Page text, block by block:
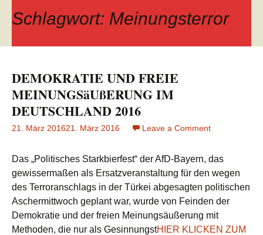
Schlagwort: Meinungsterror
DEMOKRATIE UND FREIE
MEINUNGSäUßERUNG IM
DEUTSCHLAND 2016
21. März 201621. März 2016 Leave a Comment
FREIE
IM
2016
Das „Politisches Starkbierfest“ der AfD-Bayern, das
gewissermaßen als Ersatzveranstaltung für den wegen
des Terroranschlags in der Türkei abgesagten politischen
Aschermittwoch geplant war, wurde von Feinden der
Demokratie und der freien Meinungsäußerung mit
Methoden, die nur als GesinnungstHIER KLICKEN ZUM